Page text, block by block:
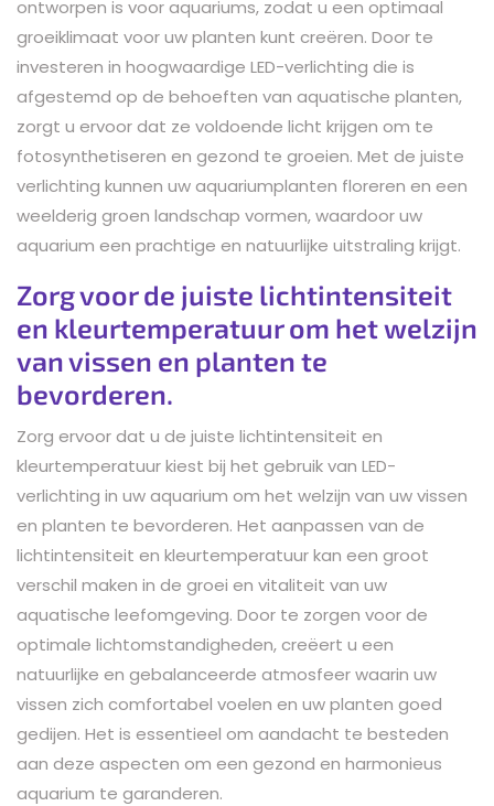
ontworpen is voor aquariums, zodat u een optimaal
groeiklimaat voor uw planten kunt creëren. Door te
investeren in hoogwaardige LED-verlichting die is
afgestemd op de behoeften van aquatische planten,
zorgt u ervoor dat ze voldoende licht krijgen om te
fotosynthetiseren en gezond te groeien. Met de juiste
verlichting kunnen uw aquariumplanten floreren en een
weelderig groen landschap vormen, waardoor uw
aquarium een prachtige en natuurlijke uitstraling krijgt.
Zorg voor de juiste lichtintensiteit
en kleurtemperatuur om het welzijn
van vissen en planten te
bevorderen.
Zorg ervoor dat u de juiste lichtintensiteit en
kleurtemperatuur kiest bij het gebruik van LED-
verlichting in uw aquarium om het welzijn van uw vissen
en planten te bevorderen. Het aanpassen van de
lichtintensiteit en kleurtemperatuur kan een groot
verschil maken in de groei en vitaliteit van uw
aquatische leefomgeving. Door te zorgen voor de
optimale lichtomstandigheden, creëert u een
natuurlijke en gebalanceerde atmosfeer waarin uw
vissen zich comfortabel voelen en uw planten goed
gedijen. Het is essentieel om aandacht te besteden
aan deze aspecten om een gezond en harmonieus
aquarium te garanderen.